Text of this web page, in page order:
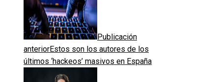
Publicación
anteriorEstos son los autores de los
últimos ‘hackeos’ masivos en España